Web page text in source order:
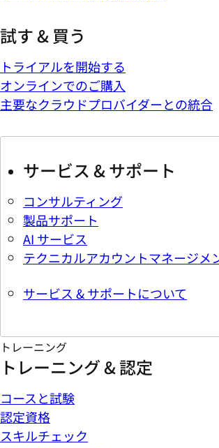
試す & 買う
トライアルを開始する
オンラインでのご購入
主要なクラウドプロバイダーとの統合
サービス & サポート
コンサルティング
製品サポート
AI サービス
テクニカルアカウントマネージメ
サービス & サポートについて
トレーニング
トレーニング & 認定
コースと試験
認定資格
スキルチェック